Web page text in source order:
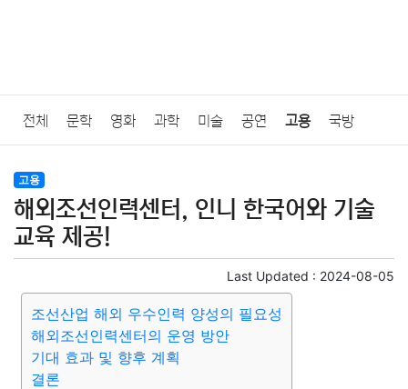
전체 문학 영화 과학 미술 공연 고용 국방
법률
질병 가요 방송 일상 주식 암호화폐 블록체인
미용 증권 인테리어
요리 상품리뷰 원예 금융 게임 스포츠
대출 자동차 취미 여행
고용
해외조선인력센터, 인니 한국어와 기술
교육 제공!
Last Updated : 2024-08-05
조선산업 해외 우수인력 양성의 필요성
해외조선인력센터의 운영 방안
기대 효과 및 향후 계획
결론